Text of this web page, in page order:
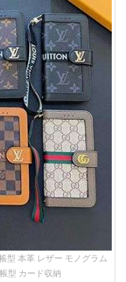
型 本革 レザー モノグラム
型 カード収納